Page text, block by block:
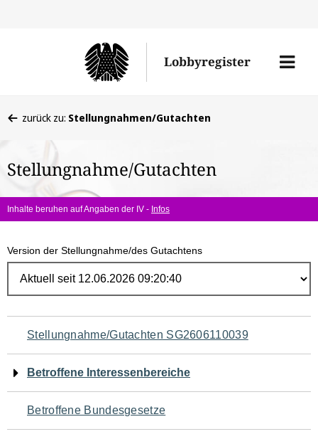
Lobbyregister
Menü
befinden
hier:
zurück zu: Stellungnahmen/Gutachten
Stellungnahme/Gutachten
Inhalte beruhen auf Angaben der IV - Infos
Version der Stellungnahme/des Gutachtens
Navigation
für
den
Seiteninhalt
Stellungnahme/Gutachten SG2606110039
Betroffene Interessenbereiche
Betroffene Bundesgesetze